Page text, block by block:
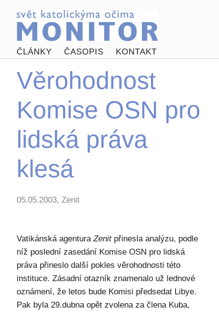
ČLÁNKY ČASOPIS KONTAKT
Věrohodnost
Komise OSN pro
lidská práva
klesá
05.05.2003, Zenit
Vatikánská agenturaZenitpřinesla analýzu, podle
níž poslední zasedání Komise OSN pro lidská
práva přineslo další pokles věrohodnosti této
instituce. Zásadní otazník znamenalo už lednové
oznámení, že letos bude Komisi předsedat Libye.
Pak byla 29.dubna opět zvolena za člena Kuba,